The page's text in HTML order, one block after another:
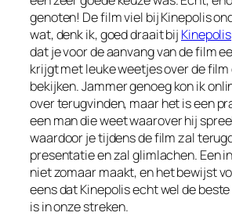
genoten! De film viel bij Kinepolis
wat, denk ik, goed draait bij Kinepolis
dat je voor de aanvang van de film
krijgt met leuke weetjes over de
bekijken. Jammer genoeg kon ik
over terugvinden, maar het is een
een man die weet waarover hij
waardoor je tijdens de film zal
presentatie en zal glimlachen. Een
niet zomaar maakt, en het bewijst
eens dat Kinepolis echt wel de
is in onze streken.